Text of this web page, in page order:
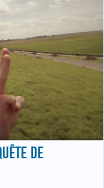
DE